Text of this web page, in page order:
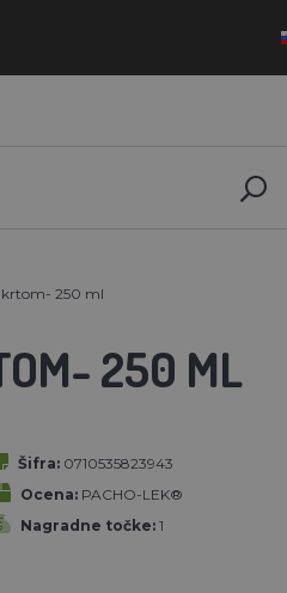
250 ml
250 ML
Šifra: 0710535823943
Ocena: PACHO-LEK®
Nagradne točke: 1